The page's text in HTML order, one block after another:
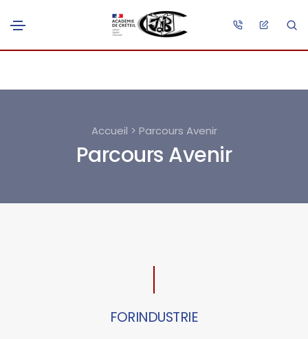
Accueil > Parcours Avenir
Parcours Avenir
FORINDUSTRIE